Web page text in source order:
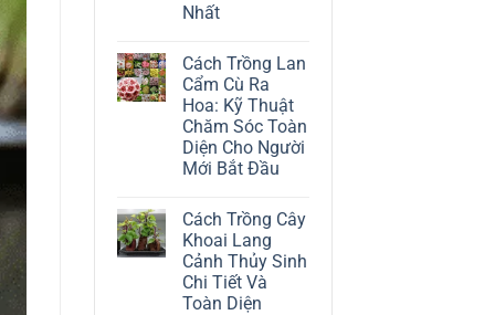
Tinh
Lan
Hướng
Dẫn
Chi
Tiết
Trồng
Và
Chăm
Sóc
A-
Nhất
bình
luận
ở
Toàn
Bộ
Cách
Trồng
Nho
Ngón
Sắc
Và
Sai
Trái
Nhất
Cách Trồng Lan
Cẩm Cù Ra
Hoa: Kỹ Thuật
Chăm Sóc Toàn
Diện Cho Người
Mới Bắt Đầu
bình
luận
ở
Cách
Trồng
Lan
Cẩm
Cách Trồng Cây
Khoai Lang
Cảnh Thủy Sinh
Chi Tiết Và
Toàn Diện